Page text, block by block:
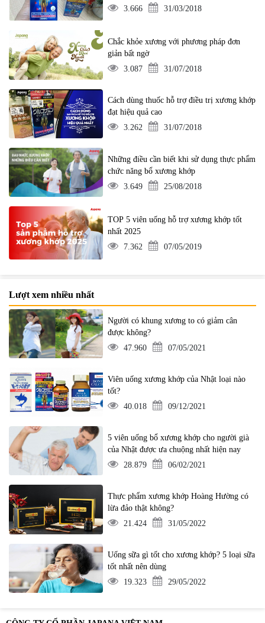
3.666
31/03/2018
Chắc khỏe xương với phương pháp đơn
giản bất ngờ
3.087
31/07/2018
Cách dùng thuốc hỗ trợ điều trị xương khớp
đạt hiệu quả cao
3.262
31/07/2018
Những điều cần biết khi sử dụng thực phẩm
chức năng bổ xương khớp
3.649
25/08/2018
TOP 5 viên uống hỗ trợ xương khớp tốt
nhất 2025
7.362
07/05/2019
Lượt xem nhiều nhất
Người có khung xương to có giảm cân
được không?
47.960
07/05/2021
Viên uống xương khớp của Nhật loại nào
tốt?
40.018
09/12/2021
5 viên uống bổ xương khớp cho người già
của Nhật được ưa chuộng nhất hiện nay
28.879
06/02/2021
Thực phẩm xương khớp Hoàng Hường có
lừa đảo thật không?
21.424
31/05/2022
Uống sữa gì tốt cho xương khớp? 5 loại sữa
tốt nhất nên dùng
19.323
29/05/2022